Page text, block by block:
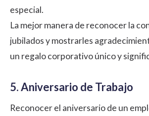
especial.
La mejor manera de reconocer la
jubilados y mostrarles
un regalo corporativo único y
5. Aniversario de Trabajo
Reconocer el aniversario de un